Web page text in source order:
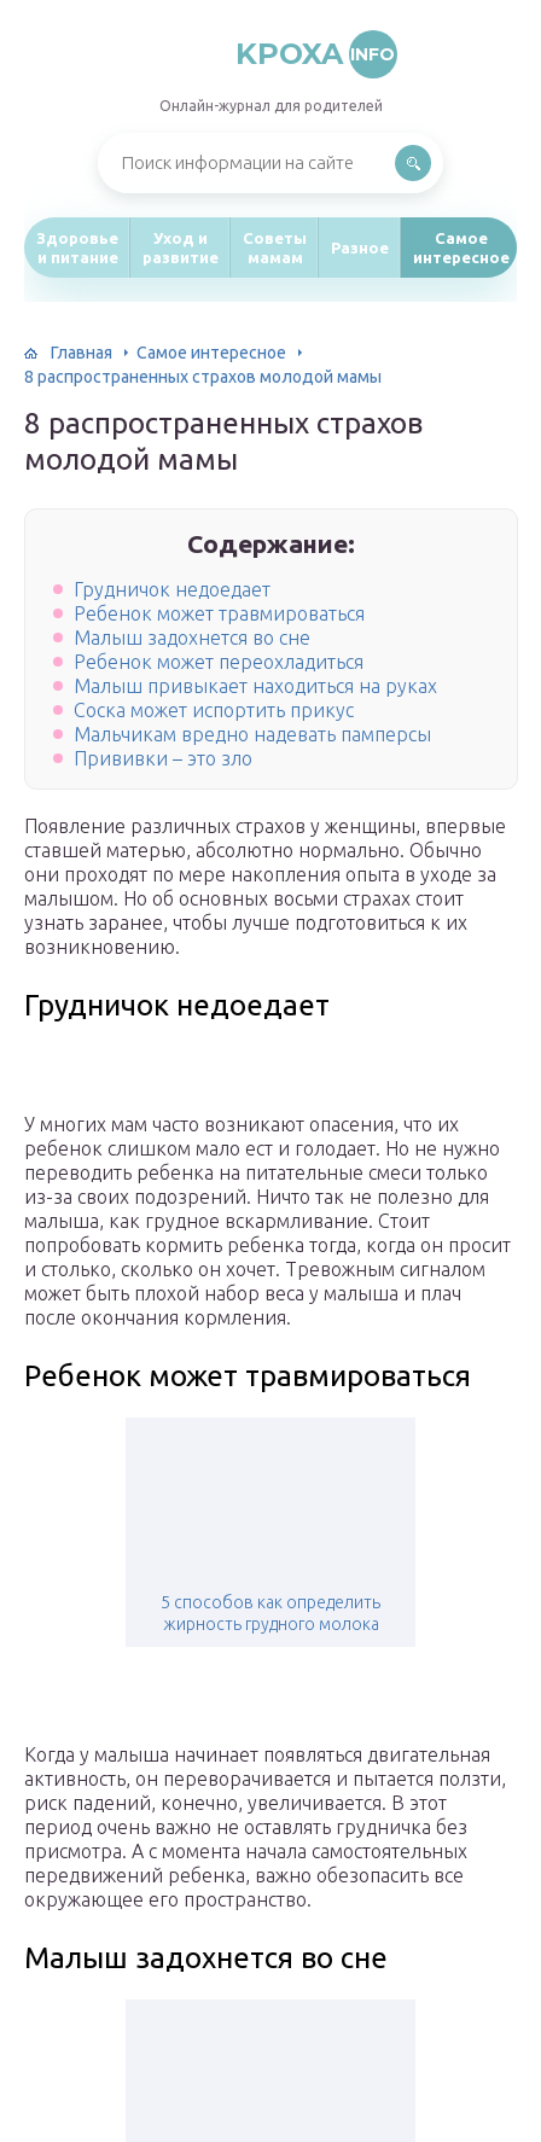
KPOXA INFO
Онлайн-журнал для родителей
Здоровье
и питание
Уход и
развитие
Советы
мамам
Разное
Самое
интересное
Главная
Самое интересное
8 распространенных страхов молодой мамы
8 распространенных страхов
молодой мамы
Содержание:
Грудничок недоедает
Ребенок может травмироваться
Малыш задохнется во сне
Ребенок может переохладиться
Малыш привыкает находиться на руках
Соска может испортить прикус
Мальчикам вредно надевать памперсы
Прививки – это зло
Появление различных страхов у женщины, впервые
ставшей матерью, абсолютно нормально. Обычно
они проходят по мере накопления опыта в уходе за
малышом. Но об основных восьми страхах стоит
узнать заранее, чтобы лучше подготовиться к их
возникновению.
Грудничок недоедает
У многих мам часто возникают опасения, что их
ребенок слишком мало ест и голодает. Но не нужно
переводить ребенка на питательные смеси только
из-за своих подозрений. Ничто так не полезно для
малыша, как грудное вскармливание. Стоит
попробовать кормить ребенка тогда, когда он просит
и столько, сколько он хочет. Тревожным сигналом
может быть плохой набор веса у малыша и плач
после окончания кормления.
Ребенок может травмироваться
5 способов как определить
жирность грудного молока
Когда у малыша начинает появляться двигательная
активность, он переворачивается и пытается ползти,
риск падений, конечно, увеличивается. В этот
период очень важно не оставлять грудничка без
присмотра. А с момента начала самостоятельных
передвижений ребенка, важно обезопасить все
окружающее его пространство.
Малыш задохнется во сне